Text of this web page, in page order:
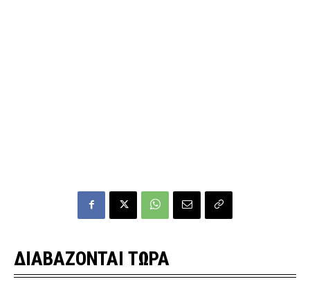
ΔΙΑΒΑΖΟΝΤΑΙ ΤΩΡΑ